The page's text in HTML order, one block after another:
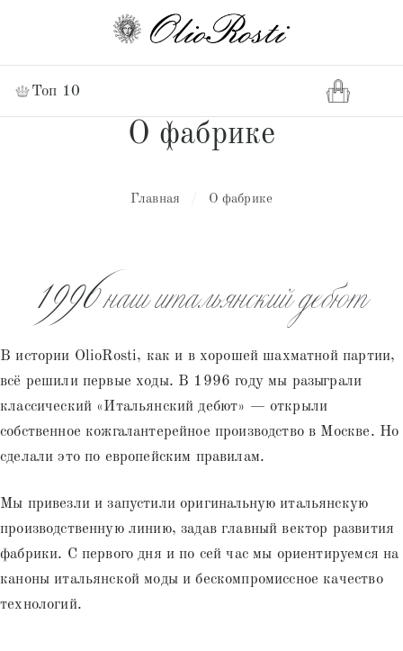
Топ 10
О фабрике
Главная О фабрике
1996наш итальянский дебют
В истории OlioRosti, как и в хорошей шахматной партии,
всё решили первые ходы. В 1996 году мы разыграли
классический «Итальянский дебют» — открыли
собственное кожгалантерейное производство в Москве. Но
сделали это по европейским правилам.
Мы привезли и запустили оригинальную итальянскую
производственную линию, задав главный вектор развития
фабрики. С первого дня и по сей час мы ориентируемся на
каноны итальянской моды и бескомпромиссное качество
технологий.